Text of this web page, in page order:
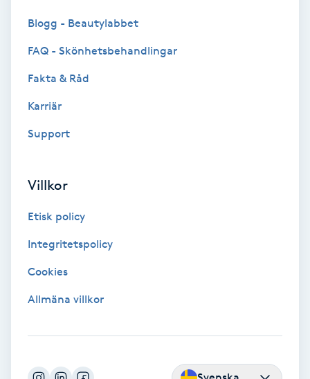
Luggklippning
Lymfmassage
Läpptatuering
Massage
Blogg - Beautylabbet
FAQ - Skönhetsbehandlingar
Fakta & Råd
Karriär
Support
Villkor
Etisk policy
Integritetspolicy
Cookies
Allmäna villkor